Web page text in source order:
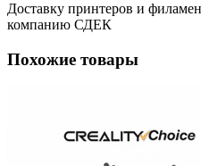
Доставку принтеров и
компанию СДЕК
Похожие товары